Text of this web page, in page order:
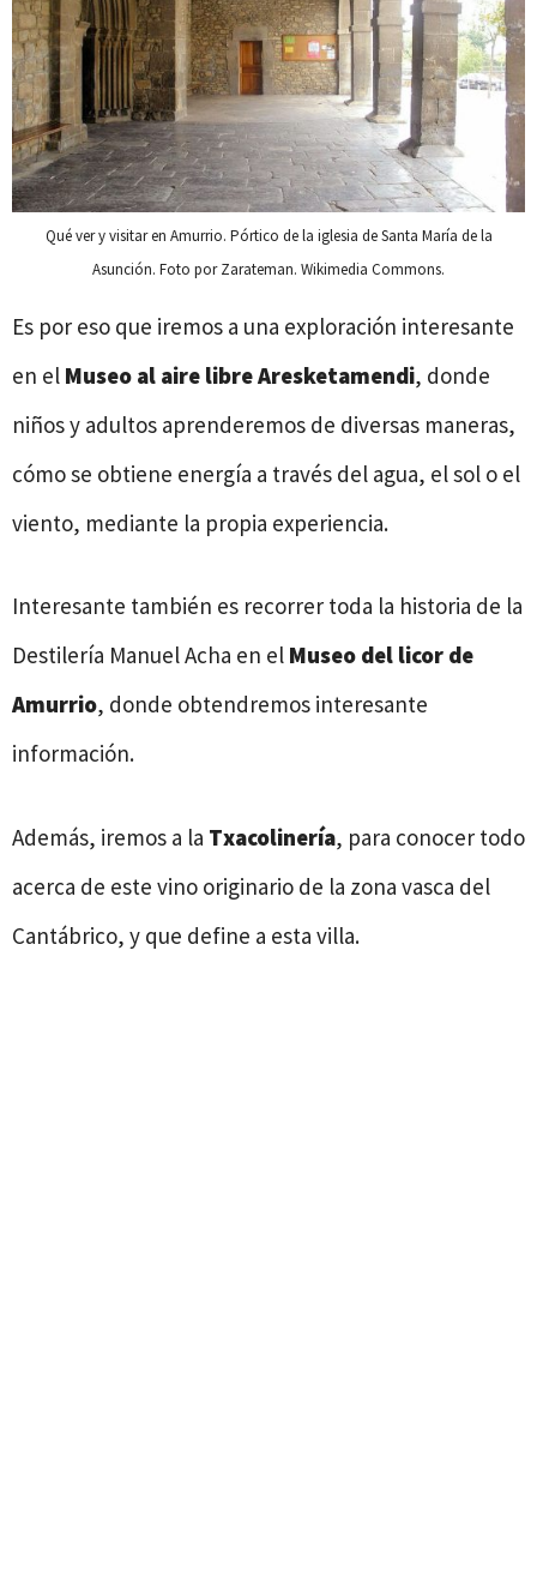
Qué ver y visitar en Amurrio. Pórtico de la iglesia de Santa María de la
Asunción. Foto por Zarateman. Wikimedia Commons.
Es por eso que iremos a una exploración interesante
en el Museo al aire libre Aresketamendi, donde
niños y adultos aprenderemos de diversas maneras,
cómo se obtiene energía a través del agua, el sol o el
viento, mediante la propia experiencia.
Interesante también es recorrer toda la historia de la
Destilería Manuel Acha en el Museo del licor de
Amurrio, donde obtendremos interesante
información.
Además, iremos a la Txacolinería, para conocer todo
acerca de este vino originario de la zona vasca del
Cantábrico, y que define a esta villa.